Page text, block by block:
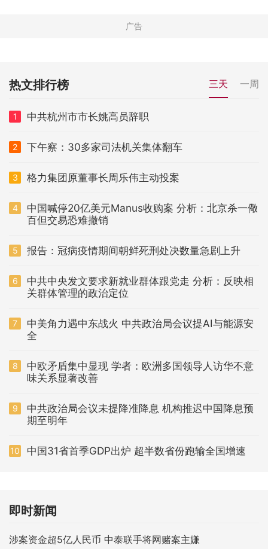
热文排行榜 三天 一周
1 中共杭州市市长姚高员辞职
2 下午察：30多家司法机关集体翻车
3 格力集团原董事长周乐伟主动投案
4
中国喊停20亿美元Manus收购案 分析：北京杀一儆
百但交易恐难撤销
5 报告：冠病疫情期间朝鲜死刑处决数量急剧上升
6
中共中央发文要求新就业群体跟党走 分析：反映相
关群体管理的政治定位
7
中美角力遇中东战火 中共政治局会议提AI与能源安
全
8
中欧矛盾集中显现 学者：欧洲多国领导人访华不意
味关系显著改善
9
中共政治局会议未提降准降息 机构推迟中国降息预
期至明年
10 中国31省首季GDP出炉 超半数省份跑输全国增速
即时新闻
涉案资金超5亿人民币 中泰联手将网赌案主嫌